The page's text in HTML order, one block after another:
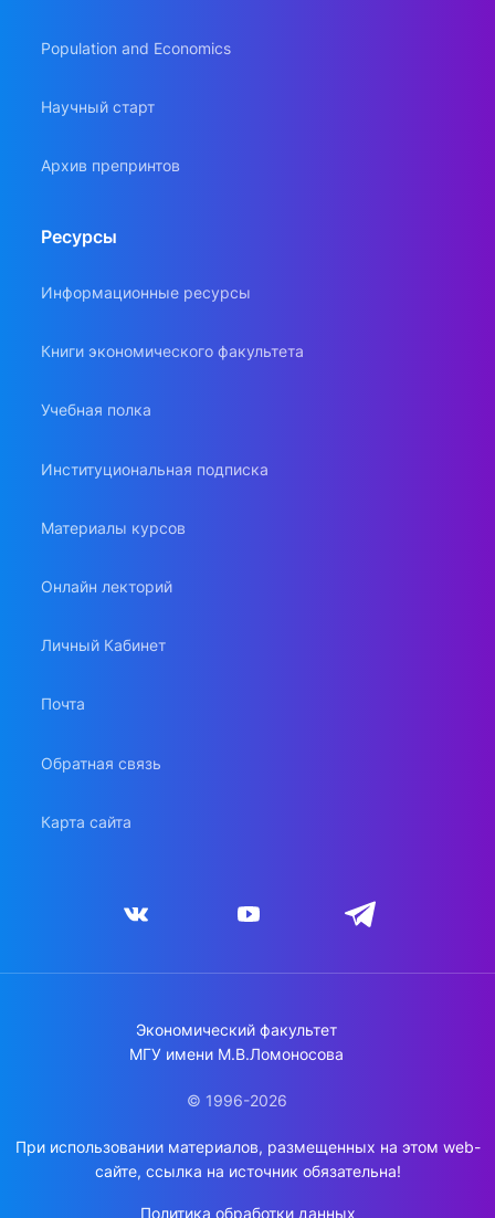
Population and Economics
Научный старт
Архив препринтов
Ресурсы
Информационные ресурсы
Книги экономического факультета
Учебная полка
Институциональная подписка
Материалы курсов
Онлайн лекторий
Личный Кабинет
Почта
Обратная связь
Карта сайта
Экономический факультет
МГУ имени М.В.Ломоносова
© 1996-2026
При использовании материалов, размещенных на этом web-
сайте, ссылка на источник обязательна!
Политика обработки данных